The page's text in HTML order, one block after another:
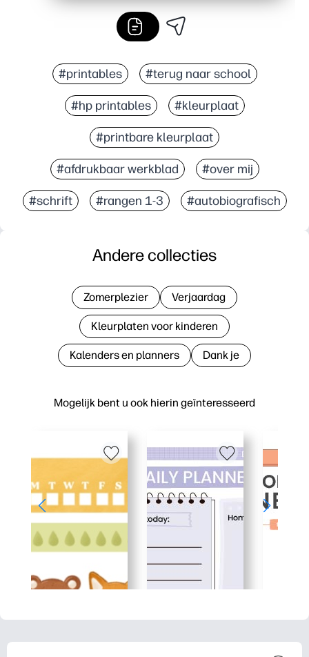
#printables #terug naar school
#hp printables #kleurplaat
#printbare kleurplaat
#afdrukbaar werkblad #over mij
#schrift #rangen 1-3 #autobiografisch
Mogelijk bent u ook hierin geïnteresseerd
Andere collecties
Zomerplezier Verjaardag
Kleurplaten voor kinderen
Kalenders en planners Dank je